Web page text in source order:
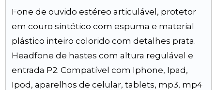
Fone de ouvido estéreo articulável, protetor
em couro sintético com espuma e material
plástico inteiro colorido com detalhes prata.
Headfone de hastes com altura regulável e
entrada P2. Compatível com Iphone, Ipad,
Ipod, aparelhos de celular, tablets, mp3, mp4